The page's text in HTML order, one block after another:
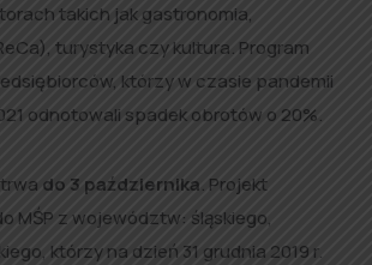
takich jak gastronomia,
turystyka czy kultura. Program
którzy w czasie pandemii
odnotowali spadek obrotów o 20%.
do 3 października. Projekt
MŚP z województw: śląskiego,
którzy na dzień 31 grudnia 2019 r.